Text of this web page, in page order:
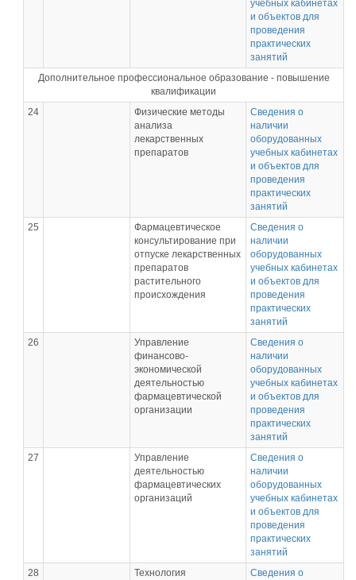
учебных кабинетах
и объектов для
проведения
практических
занятий
Дополнительное профессиональное образование - повышение
квалификации
24
Физические методы
анализа
лекарственных
препаратов
Сведения о
наличии
оборудованных
учебных кабинетах
и объектов для
проведения
практических
занятий
25
Фармацевтическое
консультирование при
отпуске лекарственных
препаратов
растительного
происхождения
Сведения о
наличии
оборудованных
учебных кабинетах
и объектов для
проведения
практических
занятий
26
Управление
финансово-
экономической
деятельностью
фармацевтической
организации
Сведения о
наличии
оборудованных
учебных кабинетах
и объектов для
проведения
практических
занятий
27
Управление
деятельностью
фармацевтических
организаций
Сведения о
наличии
оборудованных
учебных кабинетах
и объектов для
проведения
практических
занятий
28
Технология
Сведения о